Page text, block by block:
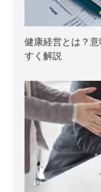
健康経営とは？
すく解説